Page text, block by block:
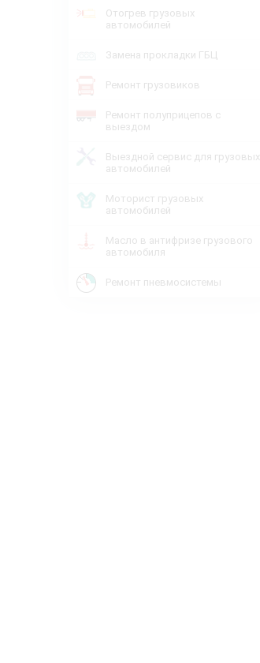
Отогрев грузовых
автомобилей
Замена прокладки ГБЦ
Ремонт грузовиков
Ремонт полуприцепов с
выездом
Выездной сервис для грузовых
автомобилей
Моторист грузовых
автомобилей
Масло в антифризе грузового
автомобиля
Ремонт пневмосистемы